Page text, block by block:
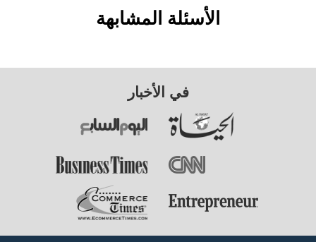
الأسئلة المشابهة
في الأخبار